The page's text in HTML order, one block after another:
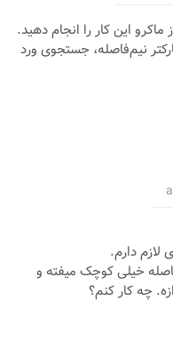
این کار را انجام دهید.
نیم‌فاصله، جستجوی ورد
لازم دارم.
خیلی کوچک میفته و
چه کار کنم؟